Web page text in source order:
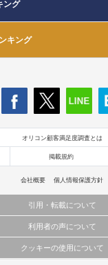
ング
キング
オリコン顧客満足度調査とは
掲載規約
会社概要 個人情報保護方針
引用・転載について
報（文字、写真、イラスト、画
なく無断転載・複製などの二次
利用者の声について
はすべてサービスの利用者が提
クッキーの使用について